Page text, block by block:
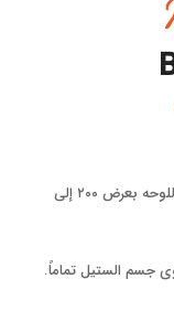
ستیل ۳۰۴ مقاوم للصدأ، سمک ۴ ملم للوحه بعرض ۲۰۰ إلى